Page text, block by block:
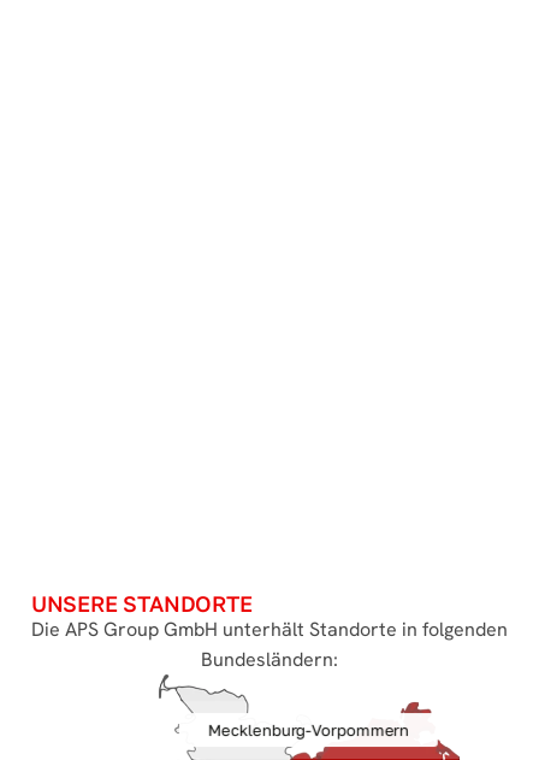
UNSERE STANDORTE
Die APS Group GmbH unterhält Standorte in folgenden
Bundesländern:
Mecklenburg-Vorpommern